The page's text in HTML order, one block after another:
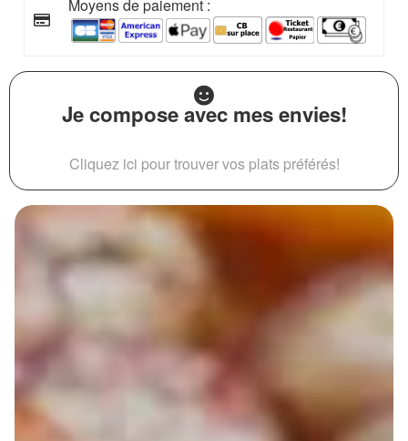
Moyens de paiement :
Je compose avec mes envies!
Cliquez ici pour trouver vos plats préférés!